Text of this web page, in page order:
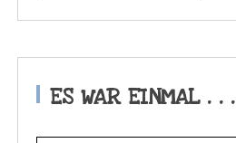
ES WAR EINMAL . . .